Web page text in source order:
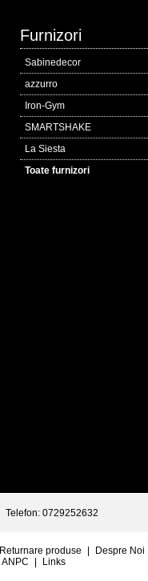
Furnizori
Sabinedecor
azzurro
Iron-Gym
SMARTSHAKE
La Siesta
Toate furnizori
Telefon: 0729252632
Returnare produse
Despre Noi
ANPC Links